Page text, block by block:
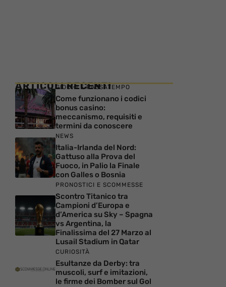
ARTICOLI RECENTI
GIOCHI E PASSATEMPO
Come funzionano i codici
bonus casino:
meccanismo, requisiti e
termini da conoscere
NEWS
Italia-Irlanda del Nord:
Gattuso alla Prova del
Fuoco, in Palio la Finale
con Galles o Bosnia
PRONOSTICI E SCOMMESSE
Scontro Titanico tra
Campioni d’Europa e
d’America su Sky – Spagna
vs Argentina, la
Finalissima del 27 Marzo al
Lusail Stadium in Qatar
CURIOSITÀ
Esultanze da Derby: tra
muscoli, surf e imitazioni,
le firme dei Bomber sul Gol